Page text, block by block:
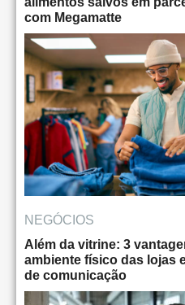
com Megamatte
NEGÓCIOS
Além da vitrine: 3
ambiente físico das lojas
de comunicação